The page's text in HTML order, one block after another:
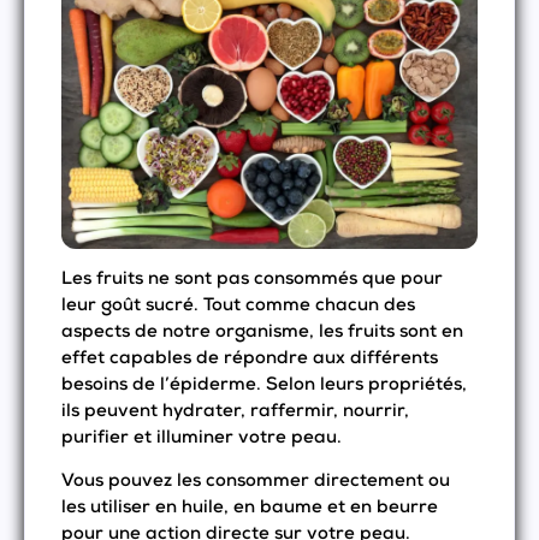
Les fruits ne sont pas consommés que pour
leur goût sucré. Tout comme chacun des
aspects de notre organisme, les fruits sont en
effet capables de répondre aux différents
besoins de l’épiderme. Selon leurs propriétés,
ils peuvent hydrater, raffermir, nourrir,
purifier et illuminer votre peau.
Vous pouvez les consommer directement ou
les utiliser en huile, en baume et en beurre
pour une action directe sur votre peau.